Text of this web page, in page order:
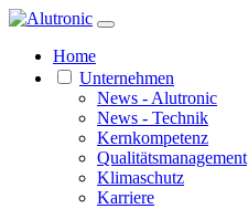
Home
Unternehmen
News - Alutronic
News - Technik
Kernkompetenz
Qualitätsmanagement
Klimaschutz
Karriere